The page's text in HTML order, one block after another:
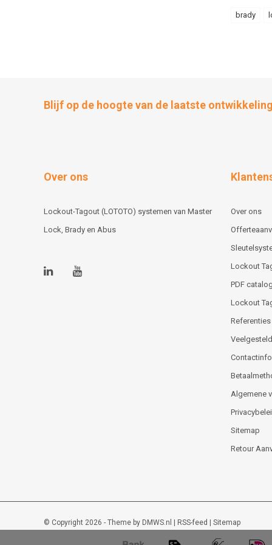
brady
Blijf op de hoogte van de laatste
Over ons
Lockout-Tagout (LOTOTO) systemen van Master
Lock, Brady en Abus
Over ons
Lockout
PDF
Lockout
Referenties
Algemene
Sitemap
Retour
© Copyright 2026 - Theme by DMWS.nl | RSS-feed | Sitemap